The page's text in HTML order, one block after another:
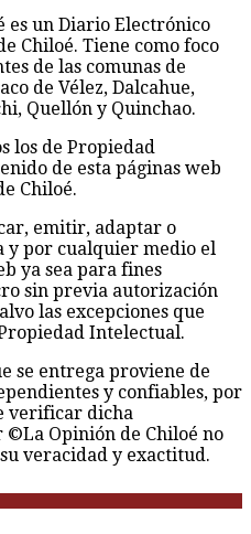
es un Diario Electrónico
Chiloé. Tiene como foco
de las comunas de
de Vélez, Dalcahue,
Quellón y Quinchao.
los de Propiedad
de esta páginas web
Chiloé.
emitir, adaptar o
y por cualquier medio el
ya sea para fines
sin previa autorización
las excepciones que
Intelectual.
se entrega proviene de
y confiables, por
verificar dicha
Opinión de Chiloé no
veracidad y exactitud.